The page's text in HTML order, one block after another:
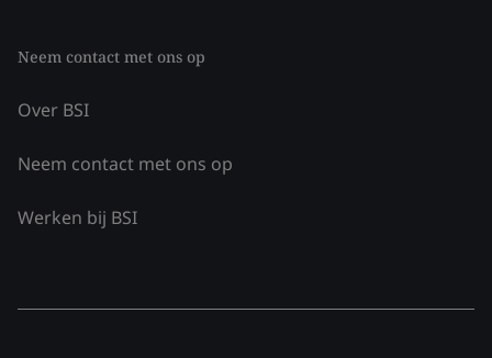
Neem contact met ons op
Over BSI
Neem contact met ons op
Werken bij BSI